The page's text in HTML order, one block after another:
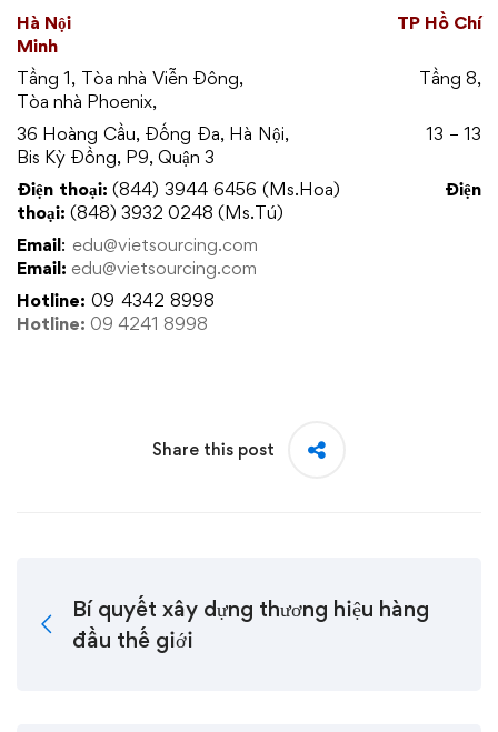
Hà Nội TP Hồ Chí
Minh
Tầng 1, Tòa nhà Viễn Đông, Tầng 8,
Tòa nhà Phoenix,
36 Hoàng Cầu, Đống Đa, Hà Nội, 13 – 13
Bis Kỳ Đồng, P9, Quận 3
Điện thoại: (844) 3944 6456 (Ms.Hoa) Điện
thoại: (848) 3932 0248 (Ms.Tú)
Email: edu@vietsourcing.com
Email: edu@vietsourcing.com
Hotline: 09 4342 8998
Hotline: 09 4241 8998
Share this post
Bí quyết xây dựng thương hiệu hàng
đầu thế giới